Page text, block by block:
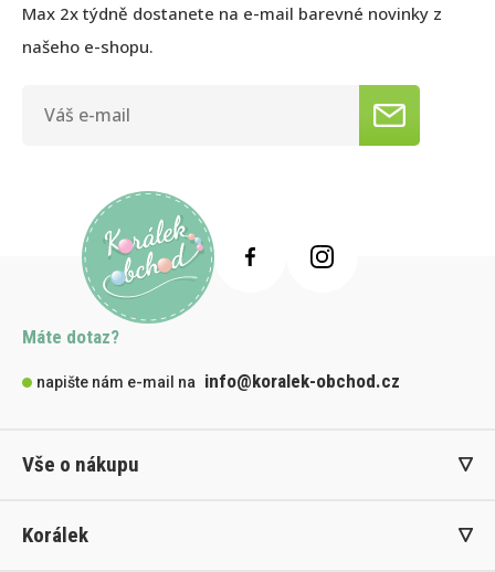
Max 2x týdně dostanete na e-mail barevné novinky z
našeho e-shopu.
Máte dotaz?
napište nám e-mail na info@koralek-obchod.cz
Vše o nákupu
Korálek